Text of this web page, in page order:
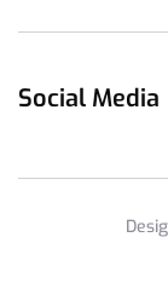
Social Media